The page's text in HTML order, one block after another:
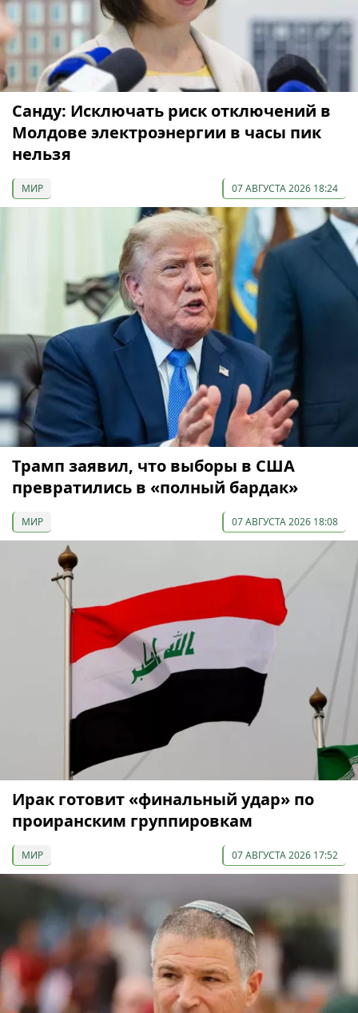
Санду: Исключать риск отключений в
Молдове электроэнергии в часы пик
нельзя
МИР 07 АВГУСТА 2026 18:24
Трамп заявил, что выборы в США
превратились в «полный бардак»
МИР 07 АВГУСТА 2026 18:08
Ирак готовит «финальный удар» по
проиранским группировкам
МИР 07 АВГУСТА 2026 17:52